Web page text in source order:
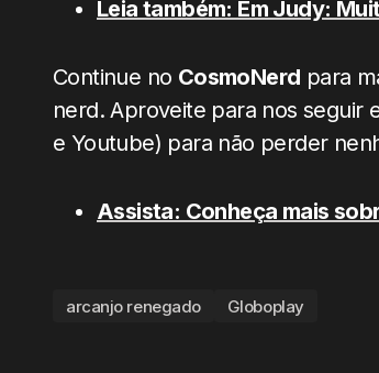
Leia também: Em Judy:
Continue no CosmoNerd para
nerd. Aproveite para nos seguir
e Youtube) para não perder
Assista: Conheça mais
arcanjo renegado Globoplay